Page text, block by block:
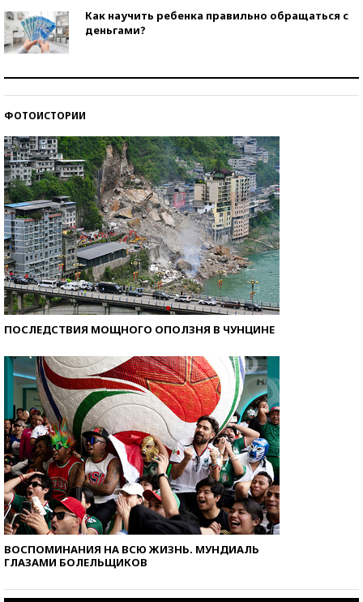
Как научить ребенка правильно обращаться с
деньгами?
ФОТОИСТОРИИ
ПОСЛЕДСТВИЯ МОЩНОГО ОПОЛЗНЯ В ЧУНЦИНЕ
ВОСПОМИНАНИЯ НА ВСЮ ЖИЗНЬ. МУНДИАЛЬ
ГЛАЗАМИ БОЛЕЛЬЩИКОВ